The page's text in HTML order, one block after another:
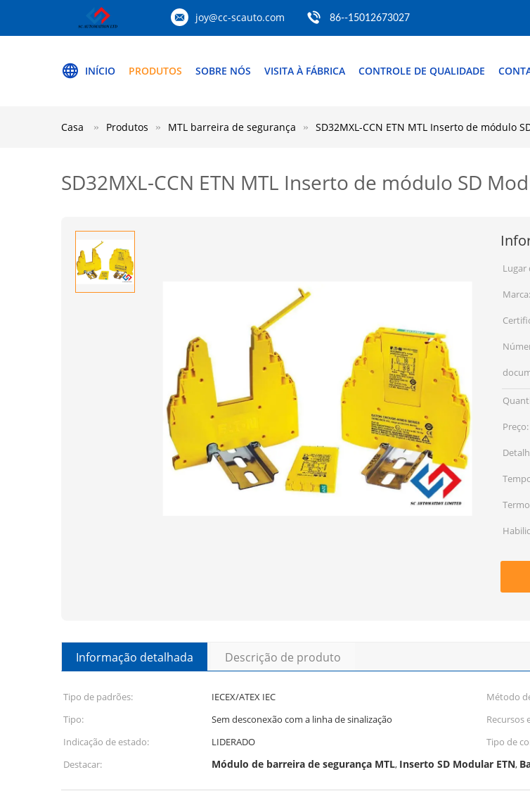
joy@cc-scauto.com 86--15012673027
INÍCIO PRODUTOS SOBRE NÓS VISITA À FÁBRICA CONTROLE DE QUALIDADE
Casa Produtos MTL barreira de segurança SD32MXL-CCN ETN MTL Inserto de módulo
SD32MXL-CCN ETN MTL Inserto de módulo SD
Lugar
Marca:
mínima:
Preço:
Informação detalhada Descrição de produto
Tipo de padrões: IECEX/ATEX IEC Método
Tipo:
Sem desconexão com a linha de sinalização Recursos
Indicação de estado:
LIDERADO Tipo de
Destacar:
Módulo de barreira de segurança MTL, Inserto SD Modular ETN,